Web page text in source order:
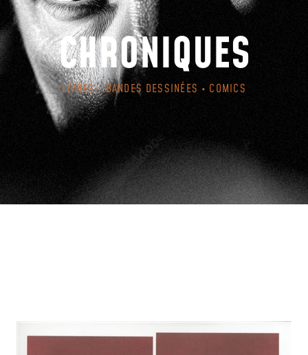
CHRONIQUES
LIVRES • BANDES DESSINÉES • COMICS